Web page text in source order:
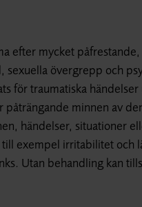
efter mycket
sexuella övergrepp och
för traumatiska
minnen av
händelser, situationer
exempel irritabilitet och
Utan behandling kan